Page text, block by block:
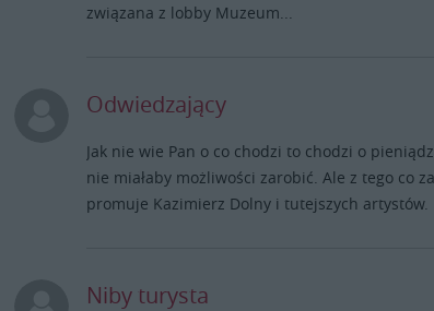
związana z lobby Muzeum...
Odwiedzający
Jak nie wie Pan o co chodzi to chodzi o
nie miałaby możliwości zarobić. Ale z tego co
promuje Kazimierz Dolny i tutejszych artystów.
Niby turysta